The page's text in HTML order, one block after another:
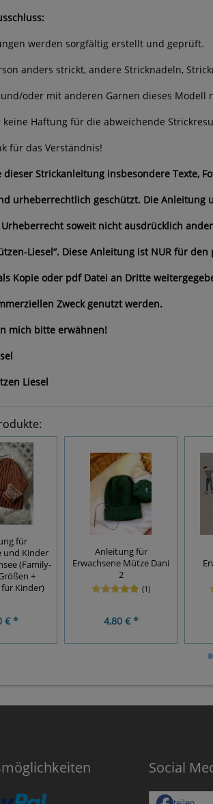
werden sorgfältig erstellt und geprüft.
anders strickt, andere Stricknadeln,
oder mit anderen Garnen dieses Modell
keine Haftung für die abweichende
für das Verständnis!
dieser Strickanleitung insbesondere Texte,
urheberrechtlich geschützt. Die Anleitung
soweit nicht ausdrücklich
Liesel“. Diese Anleitung ist NUR für
Kopie oder pdf Datei an Dritte
Zweck genutzt werden.
mich bitte erwähnen!
Liesel
für
und Kinder
(Family-
+
Kinder)
€ *
Anleitung für
Erwachsene Mütze Dani
2
(1)
4,80 € *
Social